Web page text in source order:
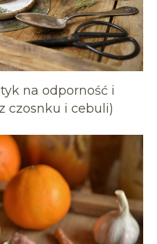
na odporność i
czosnku i cebuli)